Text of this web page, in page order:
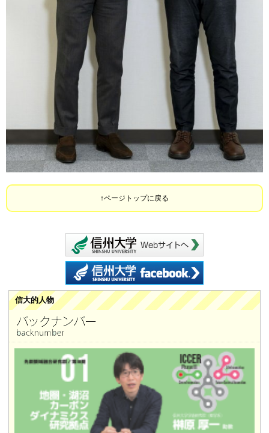
ページトップに戻る
信大的人物